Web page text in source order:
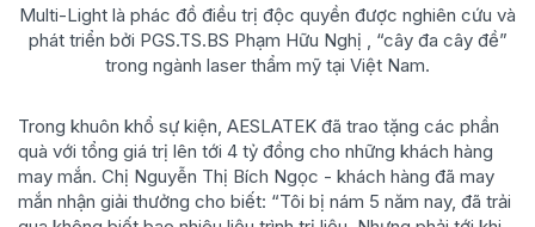
Multi-Light là phác đồ điều trị độc quyền được nghiên cứu và
phát triển bởi PGS.TS.BS Phạm Hữu Nghị , “cây đa cây đề”
trong ngành laser thẩm mỹ tại Việt Nam.
Trong khuôn khổ sự kiện, AESLATEK đã trao tặng các phần
quà với tổng giá trị lên tới 4 tỷ đồng cho những khách hàng
may mắn. Chị Nguyễn Thị Bích Ngọc - khách hàng đã may
mắn nhận giải thưởng cho biết: “Tôi bị nám 5 năm nay, đã trải